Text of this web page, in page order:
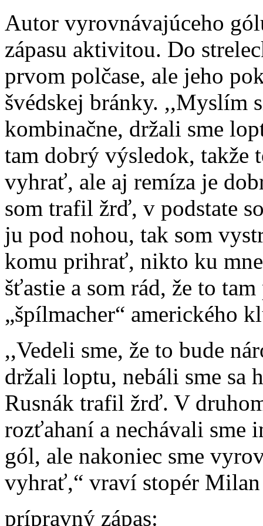
Autor vyrovnávajúceho
zápasu aktivitou. Do
prvom polčase, ale jeho
švédskej bránky. ,,Myslím
kombinačne, držali sme
tam dobrý výsledok, takže
vyhrať, ale aj remíza je
som trafil žrď, v podstate
ju pod nohou, tak som
komu prihrať, nikto ku
šťastie a som rád, že to
„špílmacher“ amerického
,,Vedeli sme, že to bude
držali loptu, nebáli sme sa
Rusnák trafil žrď. V
rozťahaní a nechávali sme
gól, ale nakoniec sme
vyhrať,“ vraví stopér
prípravný zápas: